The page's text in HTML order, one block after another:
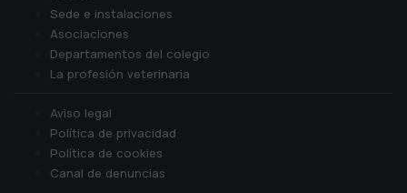
Sede e instalaciones
Asociaciones
Departamentos del colegio
La profesión veterinaria
Aviso legal
Política de privacidad
Política de cookies
Canal de denuncias